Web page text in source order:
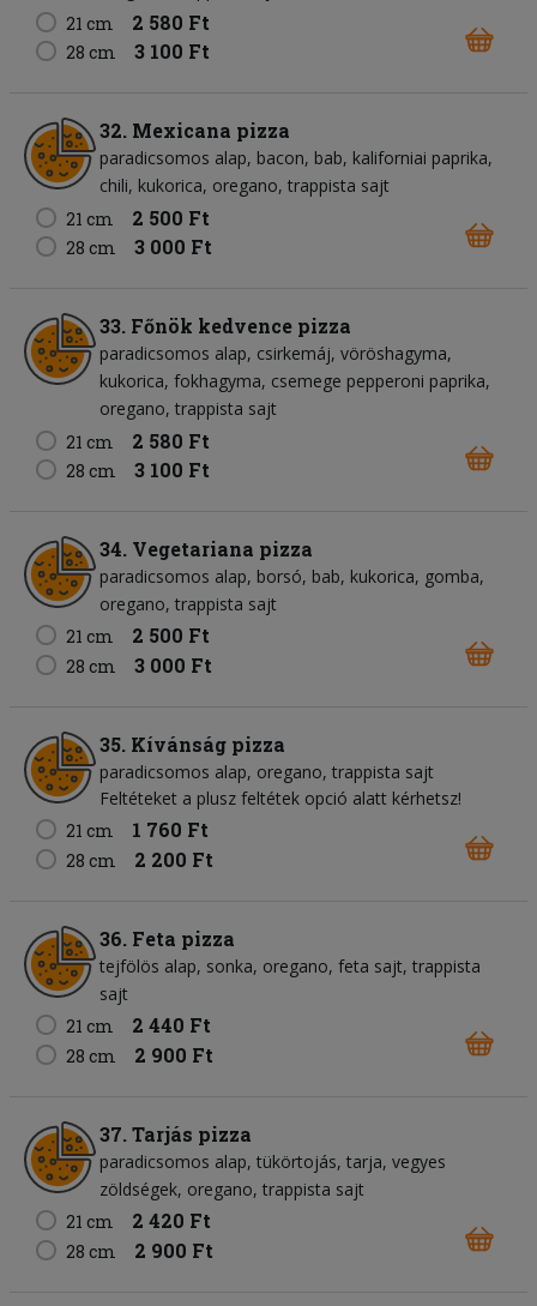
21 cm
2 580 Ft
28 cm 3 100 Ft
32. Mexicana pizza
paradicsomos alap bacon bab kaliforniai paprika
chili kukorica oregano trappista sajt
21 cm
2 500 Ft
28 cm 3 000 Ft
33. Főnök kedvence pizza
paradicsomos alap csirkemáj vöröshagyma
kukorica fokhagyma csemege pepperoni paprika
oregano trappista sajt
21 cm
2 580 Ft
28 cm 3 100 Ft
34. Vegetariana pizza
paradicsomos alap borsó bab kukorica gomba
oregano trappista sajt
21 cm
2 500 Ft
28 cm 3 000 Ft
35. Kívánság pizza
paradicsomos alap oregano trappista sajt
Feltéteket a plusz feltétek opció alatt kérhetsz!
21 cm
1 760 Ft
28 cm 2 200 Ft
36. Feta pizza
tejfölös alap sonka oregano feta sajt trappista
sajt
21 cm
2 440 Ft
28 cm 2 900 Ft
37. Tarjás pizza
paradicsomos alap tükörtojás tarja vegyes
zöldségek oregano trappista sajt
21 cm
2 420 Ft
28 cm 2 900 Ft